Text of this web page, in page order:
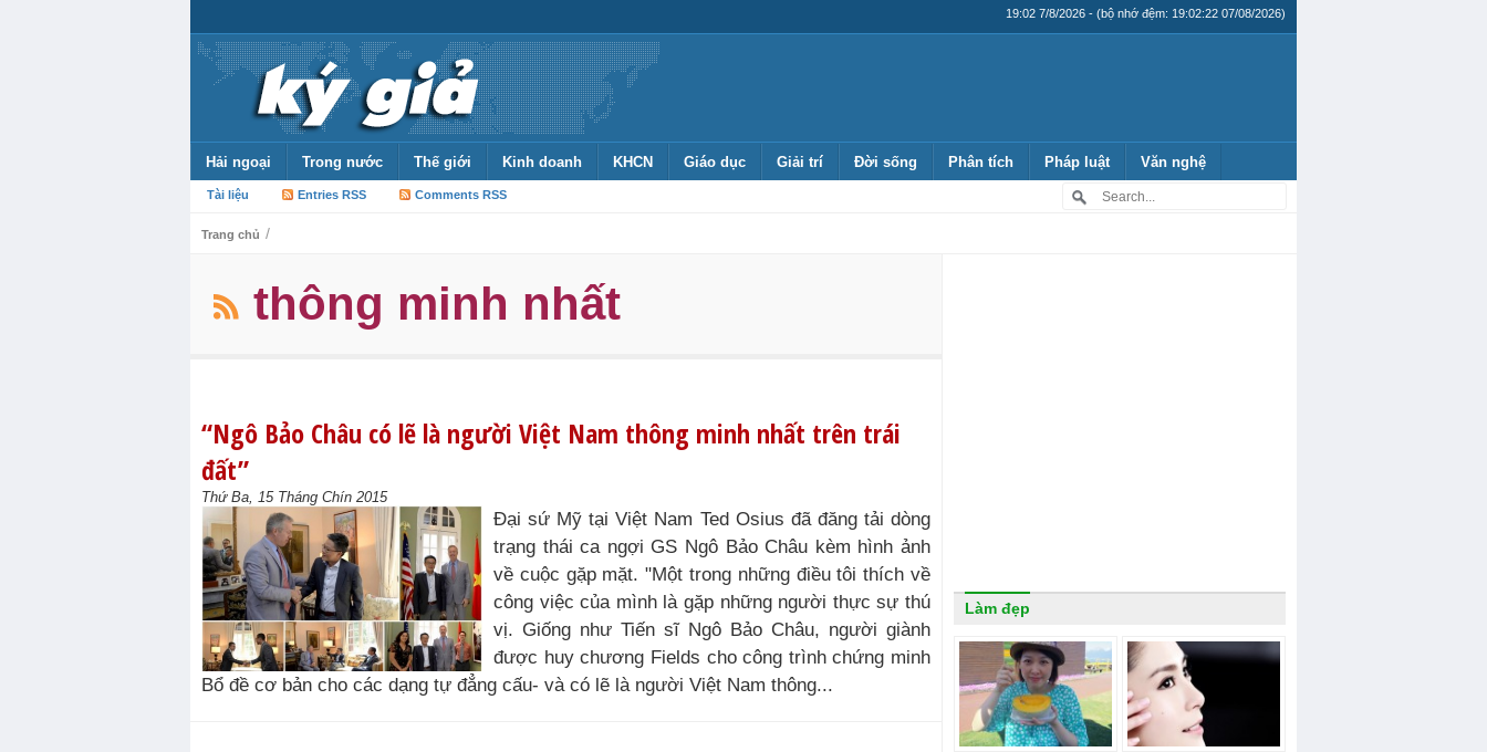
19:02 7/8/2026 - (bộ nhớ đệm: 19:02:22 07/08/2026)
Hải ngoại Trong nước Thế giới Kinh doanh KHCN Giáo dục Giải trí Đời sống Phân tích Pháp luật Văn nghệ
Tài liệu Entries RSS Comments RSS
Trang chủ /
thông minh nhất
“Ngô Bảo Châu có lẽ là người Việt Nam thông minh nhất trên trái
đất”
Thứ Ba, 15 Tháng Chín 2015
Đại sứ Mỹ tại Việt Nam Ted Osius đã đăng tải dòng
trạng thái ca ngợi GS Ngô Bảo Châu kèm hình ảnh
về cuộc gặp mặt. "Một trong những điều tôi thích về
công việc của mình là gặp những người thực sự thú
vị. Giống như Tiến sĩ Ngô Bảo Châu, người giành
được huy chương Fields cho công trình chứng minh
Bổ đề cơ bản cho các dạng tự đẳng cấu- và có lẽ là người Việt Nam thông...
Làm đẹp